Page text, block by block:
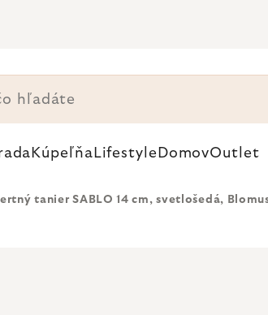
Kúpeľňa Lifestyle DomovOutlet
tanier SABLO 14 cm, svetlošedá,